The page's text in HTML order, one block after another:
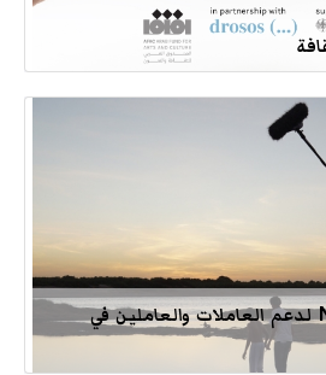
برنامج آفاق -Netflix لدعم العاملات والعاملين في